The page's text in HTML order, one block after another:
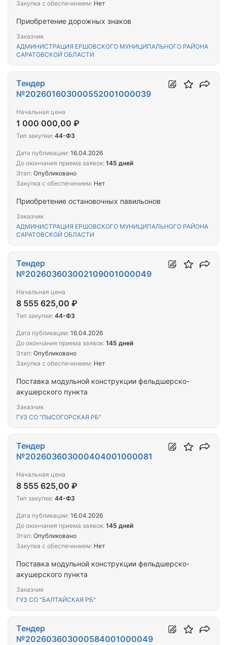
Приобретение дорожных знаков
Заказчик
АДМИНИСТРАЦИЯ ЕРШОВСКОГО МУНИЦИПАЛЬНОГО РАЙОНА
САРАТОВСКОЙ ОБЛАСТИ
Закупка с обеспечением: Нет
Приобретение остановочных павильонов
Заказчик
АДМИНИСТРАЦИЯ ЕРШОВСКОГО МУНИЦИПАЛЬНОГО РАЙОНА
САРАТОВСКОЙ ОБЛАСТИ
Тендер
№202601603000552001000039
Начальная цена
1 000 000,00 ₽
Тип закупки: 44-ФЗ
Дата публикации: 16.04.2026
До окончания приема заявок: 145 дней
Этап: Опубликовано
Закупка с обеспечением: Нет
Поставка модульной конструкции фельдшерско-
акушерского пункта
Заказчик
ГУЗ СО "ЛЫСОГОРСКАЯ РБ"
Тендер
№202603603002109001000049
Начальная цена
8 555 625,00 ₽
Тип закупки: 44-ФЗ
Дата публикации: 16.04.2026
До окончания приема заявок: 145 дней
Этап: Опубликовано
Закупка с обеспечением: Нет
Поставка модульной конструкции фельдшерско-
акушерского пункта
Заказчик
ГУЗ СО "БАЛТАЙСКАЯ РБ"
Тендер
№202603603000404001000081
Начальная цена
8 555 625,00 ₽
Тип закупки: 44-ФЗ
Дата публикации: 16.04.2026
До окончания приема заявок: 145 дней
Этап: Опубликовано
Закупка с обеспечением: Нет
Тендер
№202603603000584001000049